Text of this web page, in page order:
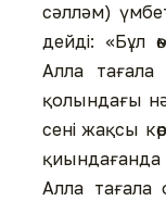
сəллəм)
дейді: «Бұл
Алла тағала
қолындағы
сені жақсы
Алла тағала